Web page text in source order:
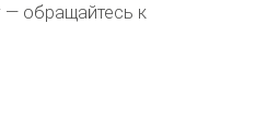
— обращайтесь к